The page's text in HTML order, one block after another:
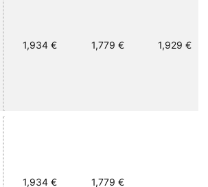
1,934 € 1,779 € 1,929 €
1,934 € 1,779 €